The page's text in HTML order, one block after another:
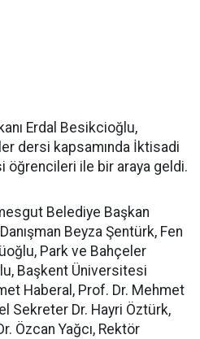
Erdal Besikcioğlu,
dersi kapsamında İktisadi
öğrencileri ile bir araya geldi.
Belediye Başkan
Beyza Şentürk, Fen
Park ve Bahçeler
Başkent Üniversitesi
Haberal, Prof. Dr. Mehmet
Sekreter Dr. Hayri Öztürk,
Özcan Yağcı, Rektör